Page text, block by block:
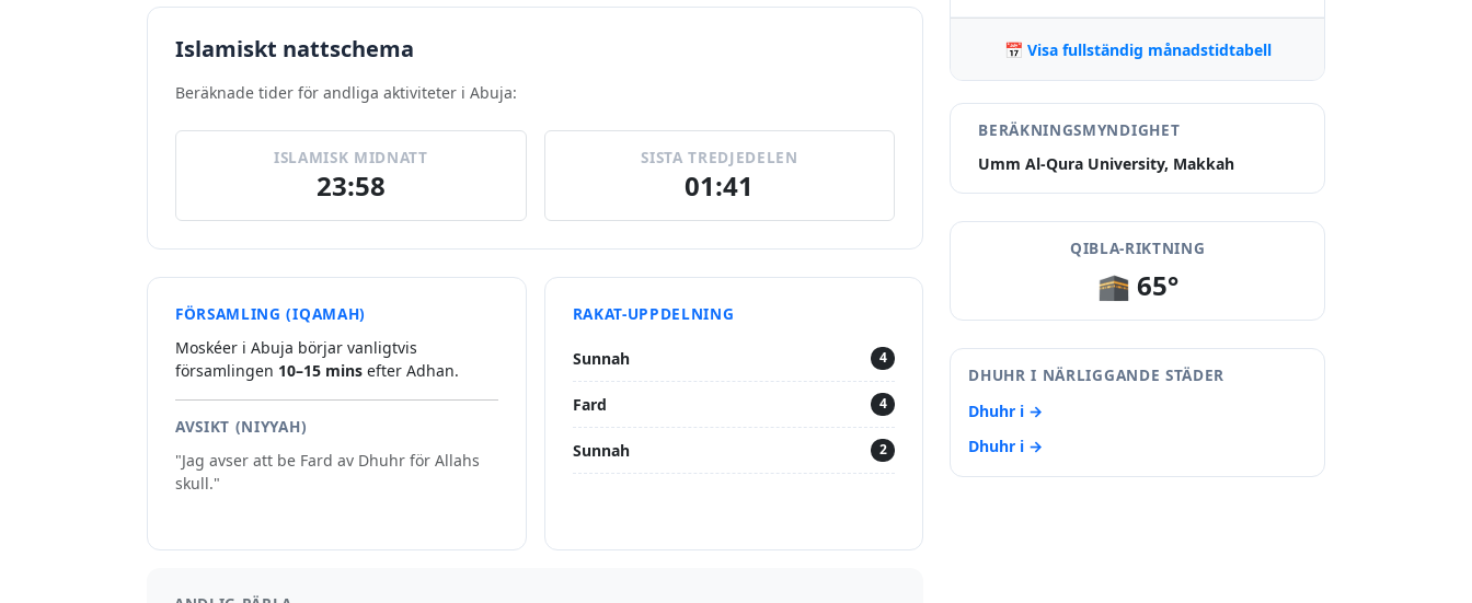
Islamiskt nattschema
Beräknade tider för andliga aktiviteter i Abuja:
ISLAMISK MIDNATT
23:58
SISTA TREDJEDELEN
01:41
FÖRSAMLING (IQAMAH)
Moskéer i Abuja börjar vanligtvis
församlingen 10–15 mins efter Adhan.
AVSIKT (NIYYAH)
"Jag avser att be Fard av Dhuhr för Allahs
skull."
RAKAT-UPPDELNING
Sunnah 4
Fard 4
Sunnah 2
📅 Visa fullständig månadstidtabell
BERÄKNINGSMYNDIGHET
Umm Al-Qura University, Makkah
QIBLA-RIKTNING
🕋 65°
DHUHR I NÄRLIGGANDE STÄDER
Dhuhr i →
Dhuhr i →